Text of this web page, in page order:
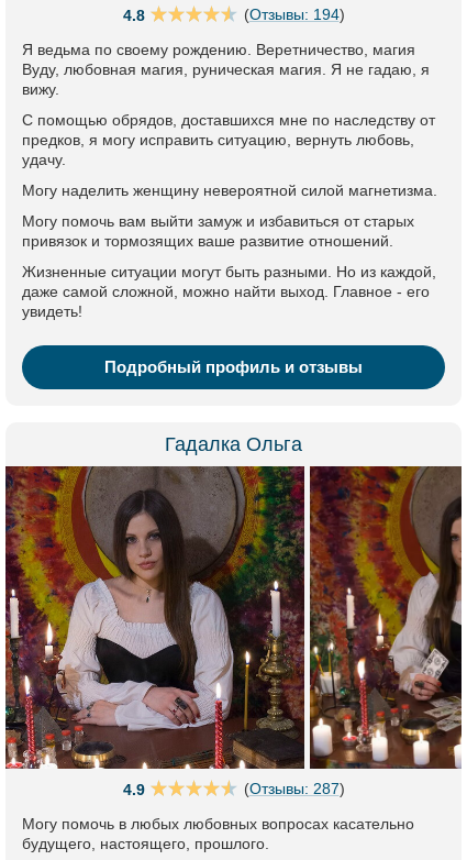
4.8 (Отзывы: 194)
Я ведьма по своему рождению. Веретничество, магия
Вуду, любовная магия, руническая магия. Я не гадаю, я
вижу.
С помощью обрядов, доставшихся мне по наследству от
предков, я могу исправить ситуацию, вернуть любовь,
удачу.
Могу наделить женщину невероятной силой магнетизма.
Могу помочь вам выйти замуж и избавиться от старых
привязок и тормозящих ваше развитие отношений.
Жизненные ситуации могут быть разными. Но из каждой,
даже самой сложной, можно найти выход. Главное - его
увидеть!
Подробный профиль и отзывы
Гадалка Ольга
4.9 (Отзывы: 287)
Могу помочь в любых любовных вопросах касательно
будущего, настоящего, прошлого.